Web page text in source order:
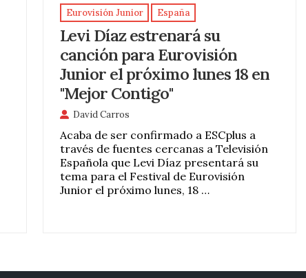
Eurovisión Junior España
Levi Díaz estrenará su
canción para Eurovisión
Junior el próximo lunes 18 en
"Mejor Contigo"
David Carros
Acaba de ser confirmado a ESCplus a
través de fuentes cercanas a Televisión
Española que Levi Díaz presentará su
tema para el Festival de Eurovisión
Junior el próximo lunes, 18 …